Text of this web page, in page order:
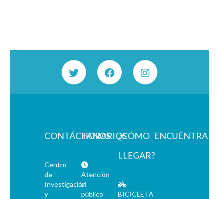
CONTÁCTANOS
Centro
de
Investigación
y
HORARIOS
Atención
al
público
¿CÓMO
LLEGAR?
BICICLETA